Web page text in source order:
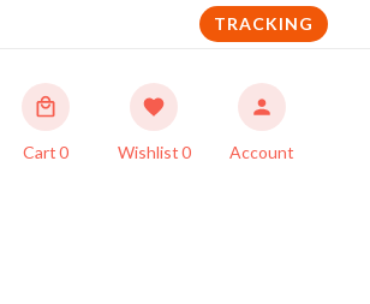
TRACKING
Cart0 Wishlist0 Account